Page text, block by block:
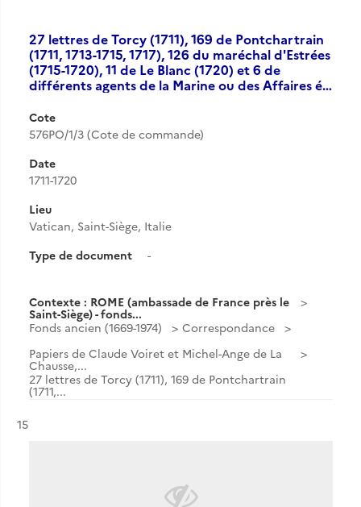
27 lettres de Torcy (1711), 169 de Pontchartrain
(1711, 1713-1715, 1717), 126 du maréchal d'Estrées
(1715-1720), 11 de Le Blanc (1720) et 6 de
différents agents de la Marine ou des Affaires é…
Cote
576PO/1/3 (Cote de commande)
Date
1711-1720
Lieu
Vatican, Saint-Siège, Italie
Type de document
-
Contexte : ROME (ambassade de France près le
Saint-Siège) - fonds...
Fonds ancien (1669-1974)
Correspondance
Papiers de Claude Voiret et Michel-Ange de La
Chausse,...
27 lettres de Torcy (1711), 169 de Pontchartrain
(1711,...
Résultat n°
15